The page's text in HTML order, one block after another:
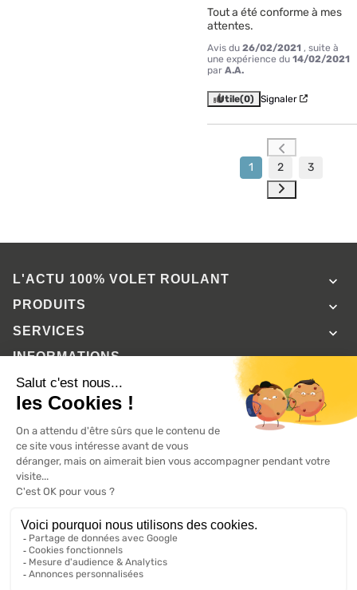
Tout a été conforme à mes
attentes.
Avis du 26/02/2021 , suite à
une expérience du 14/02/2021
par A.A.
Utile(0) Signaler
1 2 3
L'ACTU 100%VOLET ROULANT 
PRODUITS 
SERVICES 
INFORMATIONS 
A propos de 100% volets roulant Avis clients
Conditions générales de vente Mentions légales